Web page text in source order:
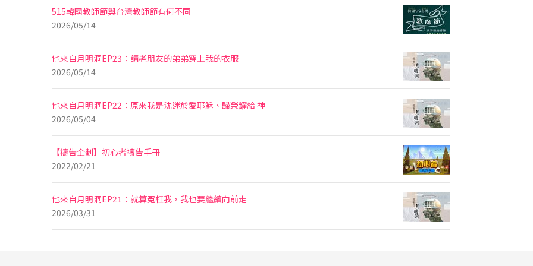
515韓國教師節與台灣教師節有何不同
2026/05/14
他來自月明洞EP23：請老朋友的弟弟穿上我的衣服
2026/05/14
他來自月明洞EP22：原來我是沈迷於愛耶穌、歸榮耀給 神
2026/05/04
【禱告企劃】初心者禱告手冊
2022/02/21
他來自月明洞EP21：就算冤枉我，我也要繼續向前走
2026/03/31